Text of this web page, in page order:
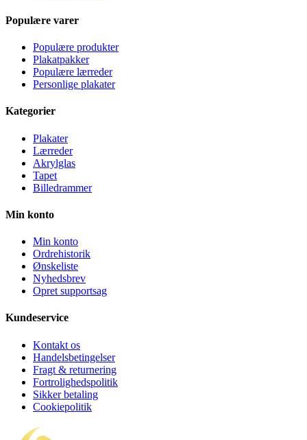
Populære varer
Populære produkter
Plakatpakker
Populære lærreder
Personlige plakater
Kategorier
Plakater
Lærreder
Akrylglas
Tapet
Billedrammer
Min konto
Min konto
Ordrehistorik
Ønskeliste
Nyhedsbrev
Opret supportsag
Kundeservice
Kontakt os
Handelsbetingelser
Fragt & returnering
Fortrolighedspolitik
Sikker betaling
Cookiepolitik